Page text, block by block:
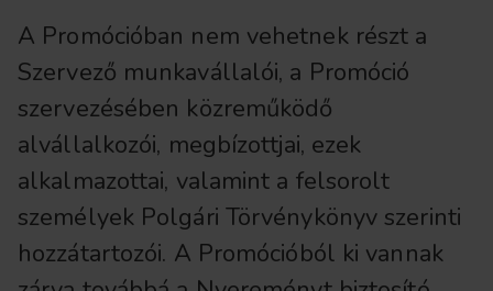
A Promócióban nem vehetnek részt a
Szervező munkavállalói, a Promóció
szervezésében közreműködő
alvállalkozói, megbízottjai, ezek
alkalmazottai, valamint a felsorolt
személyek Polgári Törvénykönyv szerinti
hozzátartozói. A Promócióból ki vannak